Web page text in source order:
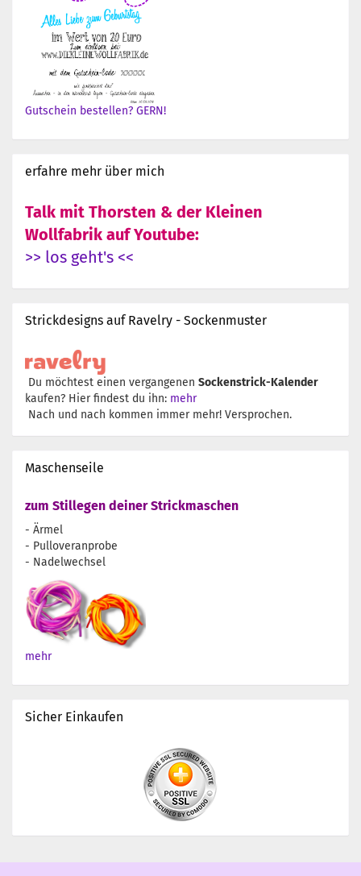
Gutschein bestellen? GERN!
erfahre mehr über mich
Talk mit Thorsten & der Kleinen
Wollfabrik auf Youtube:
>> los geht's <<
Strickdesigns auf Ravelry - Sockenmuster
Du möchtest einen vergangenen Sockenstrick-Kalender
kaufen? Hier findest du ihn: mehr
Nach und nach kommen immer mehr! Versprochen.
Maschenseile
zum Stillegen deiner Strickmaschen
- Ärmel
- Pulloveranprobe
- Nadelwechsel
mehr
Sicher Einkaufen